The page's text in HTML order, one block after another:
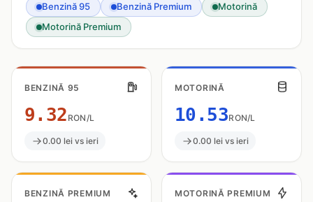
Benzină 95 Benzină Premium
Motorină
Motorină Premium
BENZINĂ 95
9.32 RON/L
0.00 lei vs ieri
MOTORINĂ
10.53RON/L
0.00 lei vs ieri
BENZINĂ PREMIUM MOTORINĂ PREMIUM